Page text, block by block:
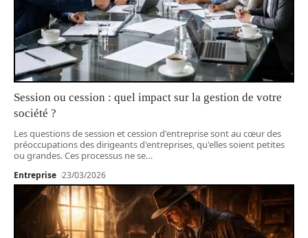
Session ou cession : quel impact sur la gestion de votre
société ?
Les questions de session et cession d'entreprise sont au cœur des
préoccupations des dirigeants d'entreprises, qu'elles soient petites
ou grandes. Ces processus ne se…
Entreprise 23/03/2026